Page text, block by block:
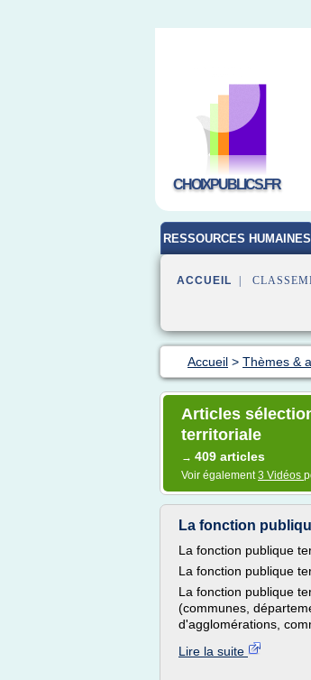
CHOIXPUBLICS.FR
RESSOURCES HUMAINES
ACCUEIL |
Accueil > Thèmes &
Articles
territoriale
→ 409 articles
Voir également3 Vidéos
La fonction
La fonction publique
La fonction publique
La fonction publique
(communes,
d'agglomérations,
Lire la suite